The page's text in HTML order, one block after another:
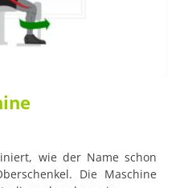
wie der Name schon
Die Maschine